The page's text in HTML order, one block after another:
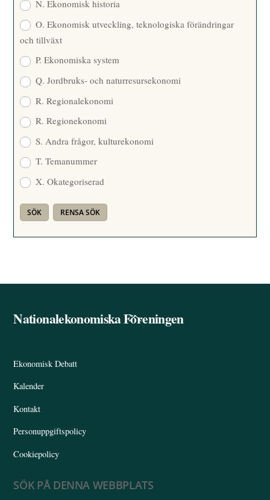
N. Ekonomisk historia
O. Ekonomisk utveckling, teknologiska förändringar
och tillväxt
P. Ekonomiska system
Q. Jordbruks- och naturresursekonomi
R. Regionalekonomi
R. Regionekonomi
S. Andra frågor, kulturekonomi
T. Temanummer
X. Okategoriserad
Back
Nationalekonomiska Föreningen
Ekonomisk Debatt
Kalender
Kontakt
Personuppgiftspolicy
Cookiepolicy
SÖK PÅ DENNA WEBBPLATS